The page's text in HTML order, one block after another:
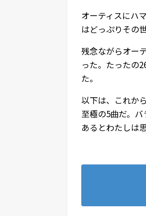
オーティスにハ
はどっぷりその
残念ながらオー
った。たったの
た。
以下は、これか
至極の5曲だ。
あるとわたしは